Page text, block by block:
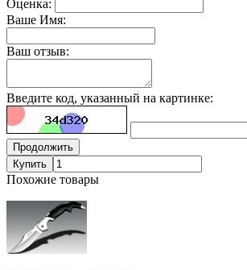
Оценка:
Ваше Имя:
Ваш отзыв:
Введите код, указанный на картинке:
Продолжить
Купить
Похожие товары